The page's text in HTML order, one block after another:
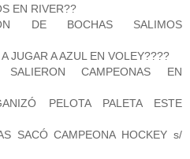
EN RIVER??
DE BOCHAS SALIMOS
JUGAR A AZUL EN VOLEY????
SALIERON CAMPEONAS EN
PELOTA PALETA ESTE
SACÓ CAMPEONA HOCKEY s/